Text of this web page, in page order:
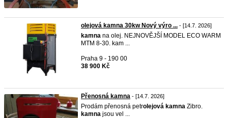
olejová kamna 30kw Nový výro ... - [14.7. 2026]
kamna na olej. NEJNOVĚJŠÍ MODEL ECO WARM
MTM 8-30. kam ...
Praha 9 - 190 00
38 900 Kč
Přenosná kamna - [14.7. 2026]
Prodám přenosná petrolejová kamna Zibro.
kamna jsou vel ...